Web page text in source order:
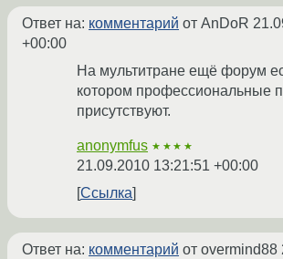
Ответ на: комментарий от AnDoR
+00:00
На мультитране ещё форум
котором профессиональные
присутствуют.
anonymfus ★★★★
21.09.2010 13:21:51 +00:00
Ссылка
Ответ на: комментарий от overmind88